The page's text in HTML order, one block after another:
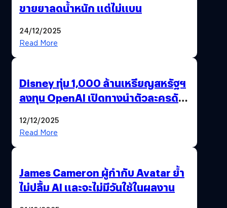
ขายยาลดน้ำหนัก แต่ไม่แบน
24/12/2025
Read More
Disney ทุ่ม 1,000 ล้านเหรียญสหรัฐฯ
ลงทุน OpenAI เปิดทางนำตัวละครดัง
12/12/2025
Read More
James Cameron ผู้กำกับ Avatar ย้ำ
ไม่ปลื้ม AI และจะไม่มีวันใช้ในผลงาน